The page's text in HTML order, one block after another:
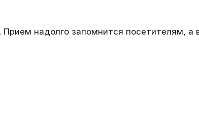
надолго запомнится посетителям, а